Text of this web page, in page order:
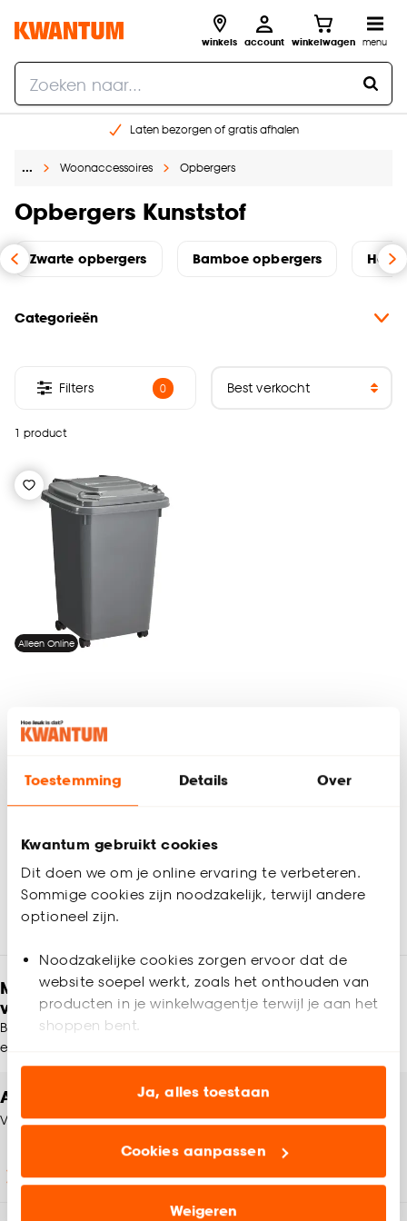
Toestemming Details Over
Kwantum gebruikt cookies
Dit doen we om je online ervaring te verbeteren.
Sommige cookies zijn noodzakelijk, terwijl andere
optioneel zijn.
Noodzakelijke cookies zorgen ervoor dat de
website soepel werkt, zoals het onthouden van
producten in je winkelwagentje terwijl je aan het
shoppen bent.
Analytische cookies (optioneel) helpen ons de
website te verbeteren voor jou en al onze andere
Marketing cookies (optioneel) laten jou
relevante informatie en aanbiedingen zien op
Ja, alles toestaan
Cookies aanpassen
Weigeren
winkels account winkelwagen menu
Laten bezorgen of gratis afhalen
Gratis raam advies en opmeten aan huis
… Woonaccessoires Opbergers
Opbergers Kunststof
Zwarte opbergers Bamboe opbergers
Categorieën
1 product
Filters 0
Alleen Online
Container Antraciet
4.6(
24.
-
Binnen 2-3 werkdagen bezorgd
Meld je aan en ontvang € 5,- korting op je
volgende bestelling
Blijf per e-mail op de hoogte van leuke aanbiedingen, inspiratie
en meer!
Altijd een winkel in de buurt
Vind jouw Kwantum winkel
Winkels en openingstijden